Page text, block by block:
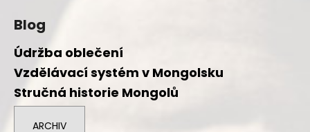
Blog
Údržba oblečení
Vzdělávací systém v Mongolsku
Stručná historie Mongolů
ARCHIV